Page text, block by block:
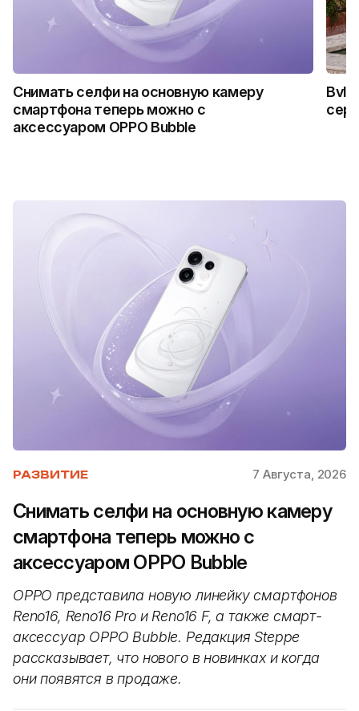
Снимать селфи на основную камеру
смартфона теперь можно с
аксессуаром OPPO Bubble
РАЗВИТИЕ 7 Августа, 2026
Снимать селфи на основную камеру
смартфона теперь можно с
аксессуаром OPPO Bubble
OPPO представила новую линейку смартфонов
Reno16, Reno16 Pro и Reno16 F, а также смарт-
аксессуар OPPO Bubble. Редакция Steppe
рассказывает, что нового в новинках и когда
они появятся в продаже.